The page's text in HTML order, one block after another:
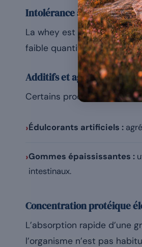
Intolérance au lactose
La whey est dérivée du lait
faible quantité peut
Additifs et agents de
Certains produits
›Édulcorants artificiels :
›Gommes épaississantes :
intestinaux.
Concentration protéique
L’absorption rapide d’une
l’organisme n’est pas